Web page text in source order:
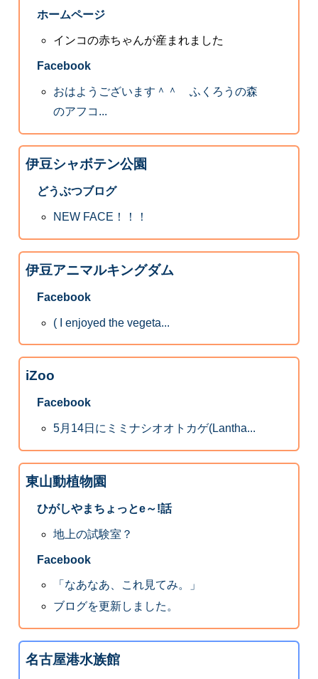
ホームページ
インコの赤ちゃんが産まれました
Facebook
おはようございます＾＾ ふくろうの森
のアフコ...
伊豆シャボテン公園
どうぶつブログ
NEW FACE！！！
伊豆アニマルキングダム
Facebook
( I enjoyed the vegeta...
iZoo
Facebook
5月14日にミミナシオオトカゲ(Lantha...
東山動植物園
ひがしやまちょっとe～!話
地上の試験室？
Facebook
「なあなあ、これ見てみ。」
ブログを更新しました。
名古屋港水族館